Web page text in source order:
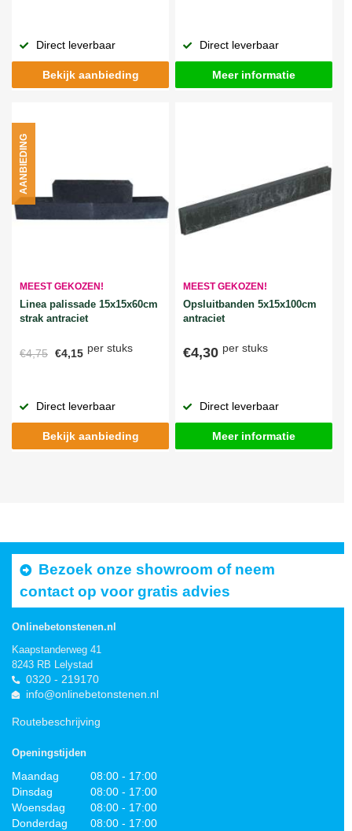
Direct leverbaar
Bekijk aanbieding
Direct leverbaar
Meer informatie
MEEST GEKOZEN!
Linea palissade 15x15x60cm
strak antraciet
€4,75 €4,15 per stuks
AANBIEDING
Direct leverbaar
Bekijk aanbieding
MEEST GEKOZEN!
Opsluitbanden 5x15x100cm
antraciet
€4,30 per stuks
Direct leverbaar
Meer informatie
Bezoek onze showroom of neem
contact op voor gratis advies
Onlinebetonstenen.nl
Kaapstanderweg 41
8243 RB Lelystad
0320 - 219170
info@onlinebetonstenen.nl
Routebeschrijving
Openingstijden
Maandag
08:00 - 17:00
Dinsdag
08:00 - 17:00
Woensdag
08:00 - 17:00
Donderdag
08:00 - 17:00